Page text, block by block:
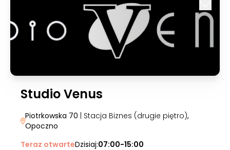
Studio Venus
Piotrkowska 70 | Stacja Biznes (drugie piętro),
Opoczno
Teraz otwarteDzisiaj:07:00-15:00